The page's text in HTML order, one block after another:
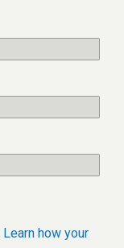
Learn how your